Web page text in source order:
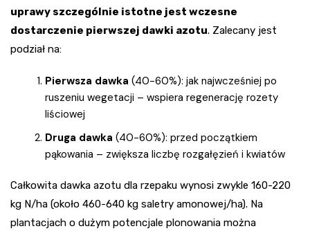
uprawy szczególnie istotne jest wczesne
dostarczenie pierwszej dawki azotu. Zalecany jest
podział na:
Pierwsza dawka (40-60%): jak najwcześniej po
ruszeniu wegetacji – wspiera regenerację rozety
liściowej
Druga dawka (40-60%): przed początkiem
pąkowania – zwiększa liczbę rozgałęzień i kwiatów
Całkowita dawka azotu dla rzepaku wynosi zwykle 160-220
kg N/ha (około 460-640 kg saletry amonowej/ha). Na
plantacjach o dużym potencjale plonowania można